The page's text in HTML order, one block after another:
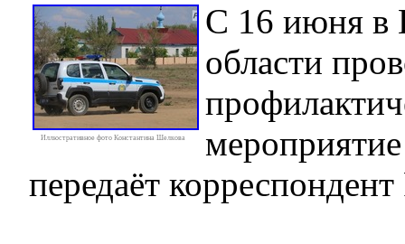
Иллюстративное фото Константина Шелкова
С 16 июня в
области
передаёт